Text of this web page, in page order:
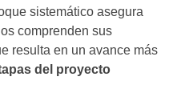
sistemático asegura
comprenden sus
resulta en un avance más
del proyecto